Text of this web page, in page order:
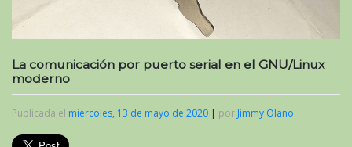
La comunicación por puerto serial en el GNU/Linux
moderno
Publicada el miércoles, 13 de mayo de 2020 | por Jimmy Olano